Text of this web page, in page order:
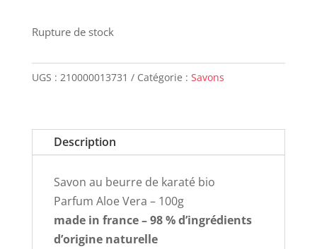
Rupture de stock
UGS : 210000013731 Catégorie : Savons
Description
Savon au beurre de karaté bio
Parfum Aloe Vera – 100g
made in france – 98 % d’ingrédients
d’origine naturelle